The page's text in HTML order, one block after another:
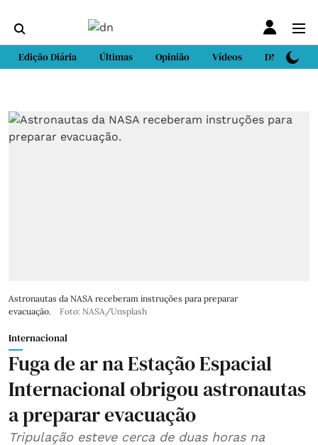
Edição Diária Últimas Opinião Vídeos DN Sport
Astronautas da NASA receberam instruções para preparar
evacuação.
Foto: NASA/Unsplash
Internacional
Fuga de ar na Estação Espacial
Internacional obrigou astronautas
a preparar evacuação
Tripulação esteve cerca de duas horas na